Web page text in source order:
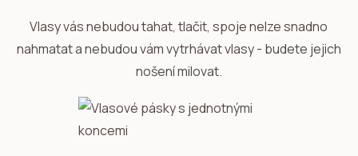
Vlasy vás nebudou tahat, tlačit, spoje nelze snadno
nahmatat a nebudou vám vytrhávat vlasy - budete jejich
nošení milovat.